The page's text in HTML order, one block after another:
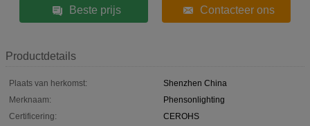
Beste prijs Contacteer ons
Productdetails
Plaats van herkomst:
Shenzhen China
Merknaam:
Phensonlighting
Certificering:
CEROHS